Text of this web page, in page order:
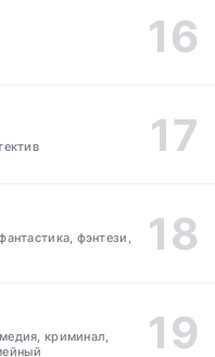
фэнтези,
криминал,